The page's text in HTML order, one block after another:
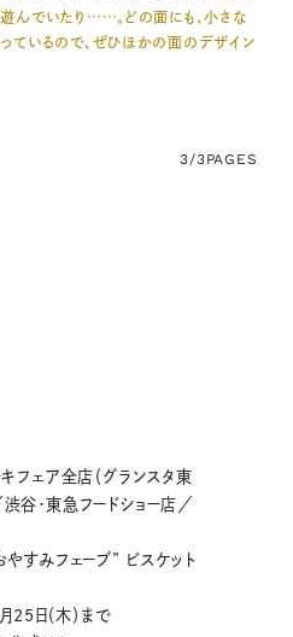
んでいたり……。どの面にも、小さな
ているので、ぜひほかの面のデザイン
3/3PAGES
フェア全店（グランスタ東
谷・東急フードショー店／
すみフェーブ” ビスケット
日（木）まで